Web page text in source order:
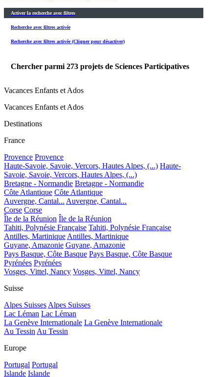
Activer la recherche avec filtres
Recherche avec filtres activée
Recherche avec filtres activée (Cliquer pour désactiver)
Chercher parmi 273 projets de Sciences Participatives
Vacances Enfants et Ados
Vacances Enfants et Ados
Destinations
France
Provence Provence
Haute-Savoie, Savoie, Vercors, Hautes Alpes, (...) Haute-
Savoie, Savoie, Vercors, Hautes Alpes, (...)
Bretagne - Normandie Bretagne - Normandie
Côte Atlantique Côte Atlantique
Auvergne, Cantal... Auvergne, Cantal...
Corse Corse
Île de la Réunion Île de la Réunion
Tahiti, Polynésie Française Tahiti, Polynésie Française
Antilles, Martinique Antilles, Martinique
Guyane, Amazonie Guyane, Amazonie
Pays Basque, Côte Basque Pays Basque, Côte Basque
Pyrénées Pyrénées
Vosges, Vittel, Nancy Vosges, Vittel, Nancy
Suisse
Alpes Suisses Alpes Suisses
Lac Léman Lac Léman
La Genève Internationale La Genève Internationale
Au Tessin Au Tessin
Europe
Portugal Portugal
Islande Islande